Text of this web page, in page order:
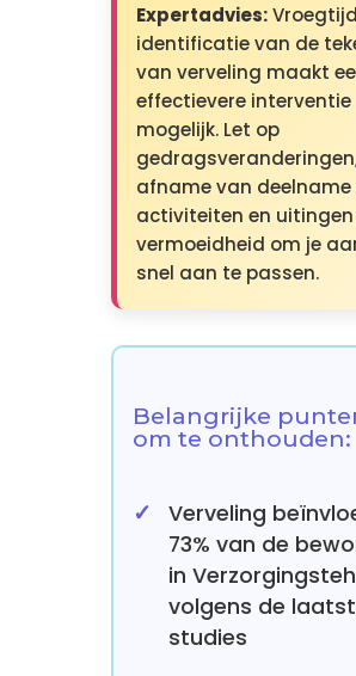
Expertadvies:
identificatie van de
van verveling maakt
effectievere interventie
mogelijk. Let op
afname van deelname
activiteiten en
vermoeidheid om je
snel aan te passen.
Belangrijke
om te onthouden:
Verveling
73% van de
in
volgens de
studies